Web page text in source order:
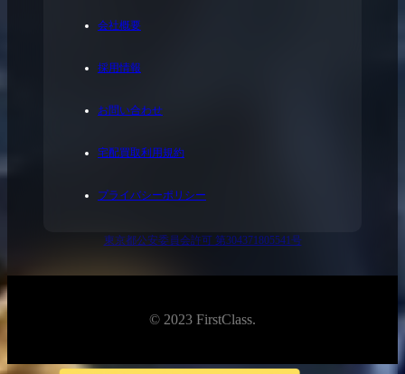
会社概要
採用情報
お問い合わせ
宅配買取利用規約
プライバシーポリシー
東京都公安委員会許可 第304371805541号
© 2023 FirstClass.